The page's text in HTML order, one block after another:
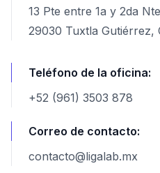
13 Pte entre 1a y 2da
29030 Tuxtla Gutiérrez,
Teléfono de la oficina:
+52 (961) 3503 878
Correo de contacto:
contacto@ligalab.mx